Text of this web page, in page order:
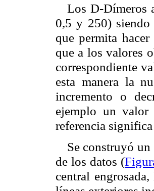
Los D-Dímeros
0,5 y 250) siendo
que permita
que a los valores
correspondiente
esta manera la
incremento o
ejemplo un
referencia
Se construyó
de los datos (
central